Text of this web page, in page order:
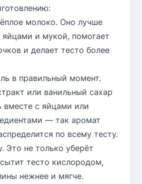
молоко. Оно лучше
яйцами и мукой, помогает
и делает тесто более
в правильный момент.
или ванильный сахар
вместе с яйцами или
— так аромат
по всему тесту.
Это не только уберёт
тесто кислородом,
нежнее и мягче.